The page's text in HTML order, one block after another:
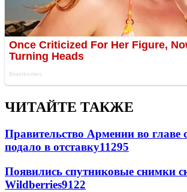
ЧИТАЙТЕ ТАКЖЕ
Правительство Армении во
подало в отставку11295
Появились спутниковые снимки
Wildberries9122